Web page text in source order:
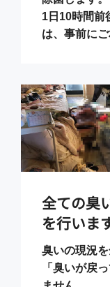
1日10時間前
は、事前にご
全ての臭
を行いま
臭いの現況
「臭いが戻